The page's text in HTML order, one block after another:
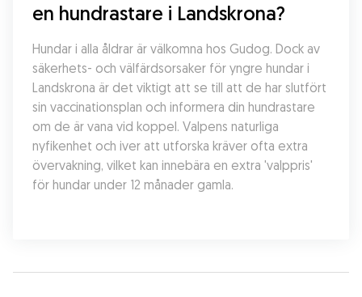
en hundrastare i Landskrona?
Hundar i alla åldrar är välkomna hos Gudog. Dock av
säkerhets- och välfärdsorsaker för yngre hundar i
Landskrona är det viktigt att se till att de har slutfört
sin vaccinationsplan och informera din hundrastare
om de är vana vid koppel. Valpens naturliga
nyfikenhet och iver att utforska kräver ofta extra
övervakning, vilket kan innebära en extra 'valppris'
för hundar under 12 månader gamla.